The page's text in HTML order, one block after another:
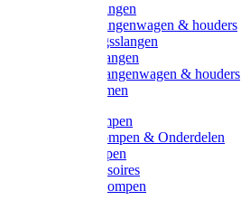
Overige slangen
Overige slangenwagen & houders
Beregeningsslangen
Gardena slangen
Gardena slangenwagen & houders
Slangklemmen
Leader pompen
Zwengelpompen & Onderdelen
Ebara pompen
Pompaccessoires
Excellent pompen